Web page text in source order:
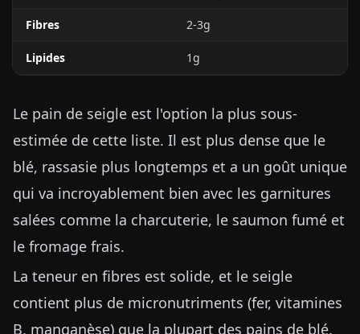
Fibres 2-3g
Lipides 1g
Le pain de seigle est l'option la plus sous-
estimée de cette liste. Il est plus dense que le
blé, rassasie plus longtemps et a un goût unique
qui va incroyablement bien avec les garnitures
salées comme la charcuterie, le saumon fumé et
le fromage frais.
La teneur en fibres est solide, et le seigle
contient plus de micronutriments (fer, vitamines
B, manganèse) que la plupart des pains de blé.